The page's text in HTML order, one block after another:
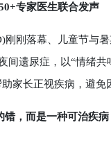
专家医生联合发声
落幕、儿童节与暑
间遗尿症，以“情绪
家长正视疾病，避免
错，而是一种可治疾病